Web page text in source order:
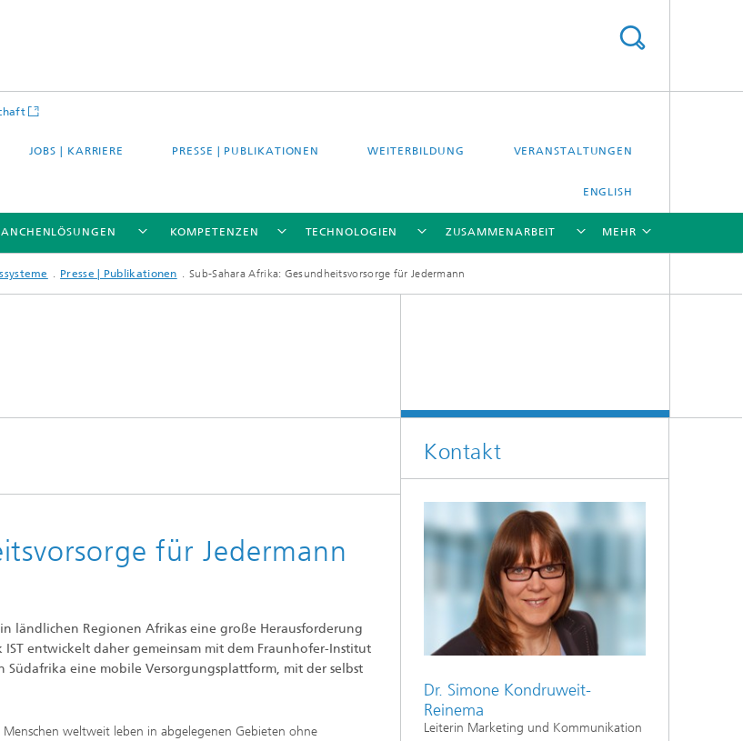
JOBS | KARRIERE PRESSE | PUBLIKATIONEN WEITERBILDUNG VERANSTALTUNGEN
ENGLISH
KOMPETENZEN TECHNOLOGIEN ZUSAMMENARBEIT MEHR
Presse | Publikationen Sub-Sahara Afrika: Gesundheitsvorsorge für Jedermann
für Jedermann
ländlichen Regionen Afrikas eine große Herausforderung
entwickelt daher gemeinsam mit dem Fraunhofer-Institut
Südafrika eine mobile Versorgungsplattform, mit der selbst
weltweit leben in abgelegenen Gebieten ohne
Kontakt
Dr. Simone Kondruweit-
Reinema
Leiterin Marketing und Kommunikation